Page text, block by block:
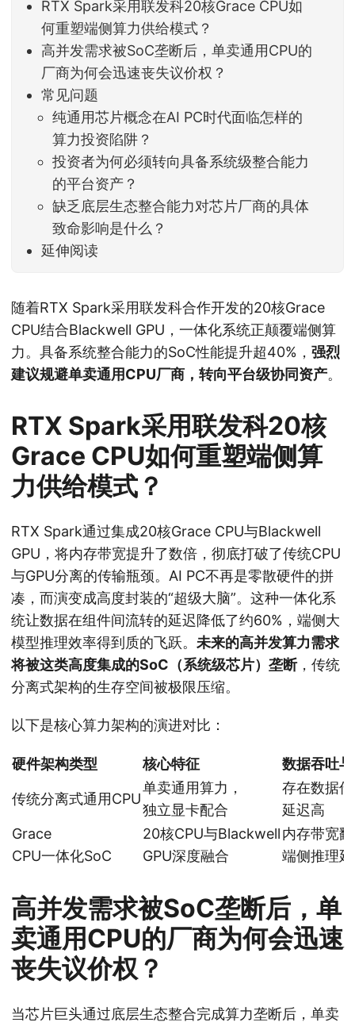
回暖到2
RTX Spark采用联发科20核Grace CPU如
何重塑端侧算力供给模式？
高并发需求被SoC垄断后，单卖通用CPU的
厂商为何会迅速丧失议价权？
常见问题
纯通用芯片概念在AI PC时代面临怎样的
算力投资陷阱？
投资者为何必须转向具备系统级整合能力
的平台资产？
缺乏底层生态整合能力对芯片厂商的具体
致命影响是什么？
延伸阅读
随着RTX Spark采用联发科合作开发的20核Grace
CPU结合Blackwell GPU，一体化系统正颠覆端侧算
力。具备系统整合能力的SoC性能提升超40%， 强烈
建议规避单卖通用CPU厂商，转向平台级协同资产。
RTX Spark采用联发科20核
Grace CPU如何重塑端侧算
力供给模式？
RTX Spark通过集成20核Grace CPU与Blackwell
GPU，将内存带宽提升了数倍，彻底打破了传统CPU
与GPU分离的传输瓶颈。AI PC不再是零散硬件的拼
凑，而演变成高度封装的“超级大脑”。这种一体化系
统让数据在组件间流转的延迟降低了约60%，端侧大
模型推理效率得到质的飞跃。 未来的高并发算力需求
将被这类高度集成的SoC（系统级芯片）垄断，传统
分离式架构的生存空间被极限压缩。
以下是核心算力架构的演进对比：
硬件架构类型 核心特征 数据吞吐
传统分离式通用CPU
单卖通用算力，
独立显卡配合
存在数据
延迟高
Grace
CPU一体化SoC
20核CPU与Blackwell
GPU深度融合
内存带宽
端侧推理
高并发需求被SoC垄断后，单
卖通用CPU的厂商为何会迅速
丧失议价权？
当芯片巨头通过底层生态整合完成算力垄断后，单卖